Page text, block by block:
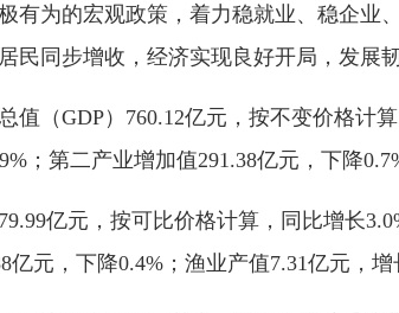
为的宏观政策，着力稳就业、稳企业
民同步增收，经济实现良好开局，发展
GDP）760.12亿元，按不变价格计
；第二产业增加值291.38亿元，下降
亿元，按可比价格计算，同比增长
元，下降0.4%；渔业产值7.31亿元，